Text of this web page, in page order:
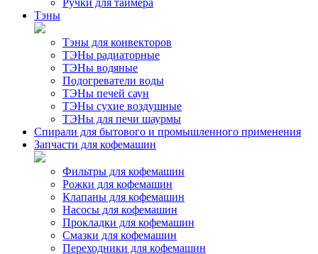
Тэны
Тэны для конвекторов
ТЭНы радиаторные
ТЭНы водяные
Подогреватели воды
ТЭНы печей саун
ТЭНы сухие воздушные
ТЭНы для печи шаурмы
Спирали для бытового и промышленного применения
Запчасти для кофемашин
Фильтры для кофемашин
Рожки для кофемашин
Клапаны для кофемашин
Насосы для кофемашин
Прокладки для кофемашин
Смазки для кофемашин
Переходники для кофемашин